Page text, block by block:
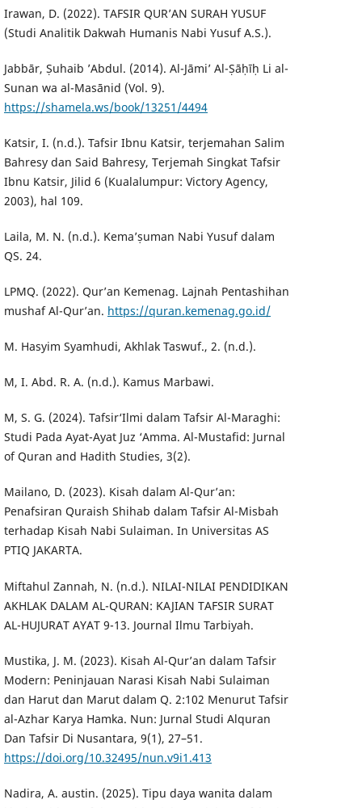
Irawan, D. (2022). TAFSIR QUR’AN SURAH YUSUF
(Studi Analitik Dakwah Humanis Nabi Yusuf A.S.).
Jabbār, Ṣuhaib ’Abdul. (2014). Al-Jāmi’ Al-Ṣāḥīḥ Li al-
Sunan wa al-Masānid (Vol. 9).
https://shamela.ws/book/13251/4494
Katsir, I. (n.d.). Tafsir Ibnu Katsir, terjemahan Salim
Bahresy dan Said Bahresy, Terjemah Singkat Tafsir
Ibnu Katsir, Jilid 6 (Kualalumpur: Victory Agency,
2003), hal 109.
Laila, M. N. (n.d.). Kema’ṣuman Nabi Yusuf dalam
QS. 24.
LPMQ. (2022). Qur’an Kemenag. Lajnah Pentashihan
mushaf Al-Qur’an. https://quran.kemenag.go.id/
M. Hasyim Syamhudi, Akhlak Taswuf., 2. (n.d.).
M, I. Abd. R. A. (n.d.). Kamus Marbawi.
M, S. G. (2024). Tafsir‘Ilmi dalam Tafsir Al-Maraghi:
Studi Pada Ayat-Ayat Juz ‘Amma. Al-Mustafid: Jurnal
of Quran and Hadith Studies, 3(2).
Mailano, D. (2023). Kisah dalam Al-Qur’an:
Penafsiran Quraish Shihab dalam Tafsir Al-Misbah
terhadap Kisah Nabi Sulaiman. In Universitas AS
PTIQ JAKARTA.
Miftahul Zannah, N. (n.d.). NILAI-NILAI PENDIDIKAN
AKHLAK DALAM AL-QURAN: KAJIAN TAFSIR SURAT
AL-HUJURAT AYAT 9-13. Journal Ilmu Tarbiyah.
Mustika, J. M. (2023). Kisah Al-Qur’an dalam Tafsir
Modern: Peninjauan Narasi Kisah Nabi Sulaiman
dan Harut dan Marut dalam Q. 2:102 Menurut Tafsir
al-Azhar Karya Hamka. Nun: Jurnal Studi Alquran
Dan Tafsir Di Nusantara, 9(1), 27–51.
https://doi.org/10.32495/nun.v9i1.413
Nadira, A. austin. (2025). Tipu daya wanita dalam